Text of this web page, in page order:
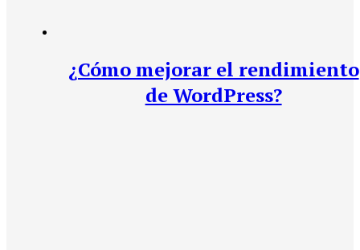
¿Cómo mejorar el rendimiento
de WordPress?